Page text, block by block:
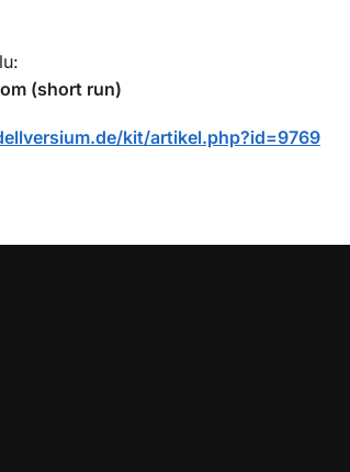
(short run)
kit/artikel.php?id=9769